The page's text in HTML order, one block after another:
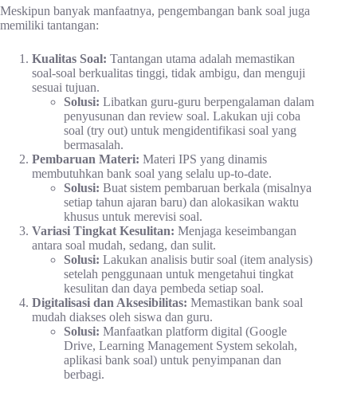
Meskipun banyak manfaatnya, pengembangan bank soal juga
memiliki tantangan:
Kualitas Soal: Tantangan utama adalah memastikan
soal-soal berkualitas tinggi, tidak ambigu, dan menguji
sesuai tujuan.
Solusi: Libatkan guru-guru berpengalaman dalam
penyusunan dan review soal. Lakukan uji coba
soal (try out) untuk mengidentifikasi soal yang
bermasalah.
Pembaruan Materi: Materi IPS yang dinamis
membutuhkan bank soal yang selalu up-to-date.
Solusi: Buat sistem pembaruan berkala (misalnya
setiap tahun ajaran baru) dan alokasikan waktu
khusus untuk merevisi soal.
Variasi Tingkat Kesulitan: Menjaga keseimbangan
antara soal mudah, sedang, dan sulit.
Solusi: Lakukan analisis butir soal (item analysis)
setelah penggunaan untuk mengetahui tingkat
kesulitan dan daya pembeda setiap soal.
Digitalisasi dan Aksesibilitas: Memastikan bank soal
mudah diakses oleh siswa dan guru.
Solusi: Manfaatkan platform digital (Google
Drive, Learning Management System sekolah,
aplikasi bank soal) untuk penyimpanan dan
berbagi.